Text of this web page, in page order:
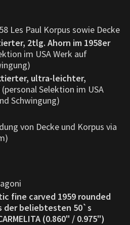
Les Paul Korpus sowie Decke
2tlg. Ahorn im 1958er
im USA Werk auf
ultra-leichter,
(personal Selektion im USA
Schwingung)
von Decke und Korpus via
fine carved 1959 rounded
der beliebtesten 50`s
(0.860" / 0.975")